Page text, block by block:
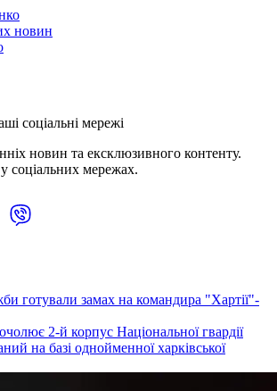
новин
соціальні мережі
новин та ексклюзивного контенту.
соціальних мережах.
готували замах на командира "Хартії"-
2-й корпус Національної гвардії
на базі однойменної харківської